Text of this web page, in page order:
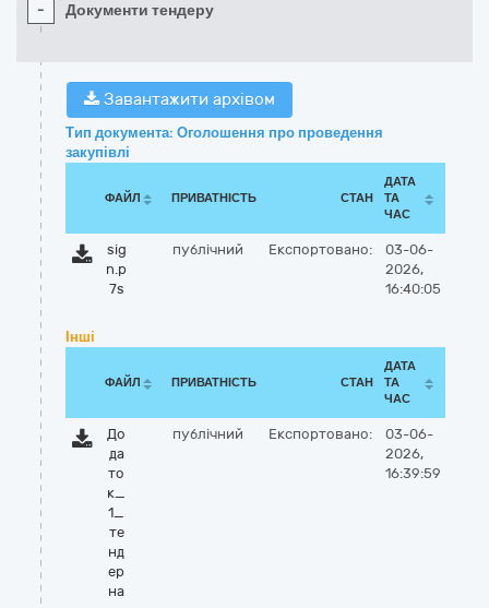
- Документи тендеру
Завантажити архівом
Тип документа: Оголошення про проведення
закупівлі
ФАЙЛ ПРИВАТНІСТЬ СТАН
ДАТА
ТА
ЧАС
sig
n.p
7s
публічний Експортовано:
03-06-
2026,
16:40:05
Інші
ФАЙЛ ПРИВАТНІСТЬ СТАН
ДАТА
ТА
ЧАС
До
да
то
к_
1_
те
нд
ер
на
публічний Експортовано:
03-06-
2026,
16:39:59